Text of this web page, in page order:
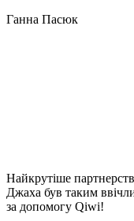
Ганна Пасюк
Найкрутіше
Джаха був таким
за допомогу Qiwi!